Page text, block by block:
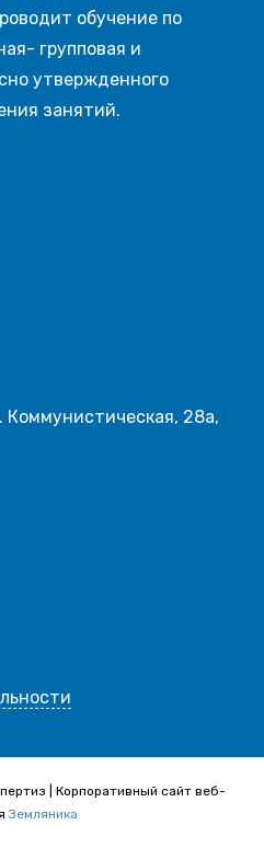
обучение по
групповая и
утвержденного
занятий.
Коммунистическая, 28а,
| Корпоративный сайт веб-
Земляника